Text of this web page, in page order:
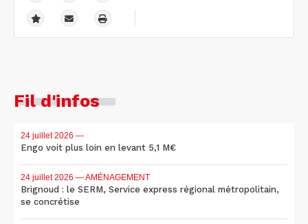
Fil d'infos
24 juillet 2026 —
Engo voit plus loin en levant 5,1 M€
24 juillet 2026 — AMÉNAGEMENT
Brignoud : le SERM, Service express régional métropolitain,
se concrétise